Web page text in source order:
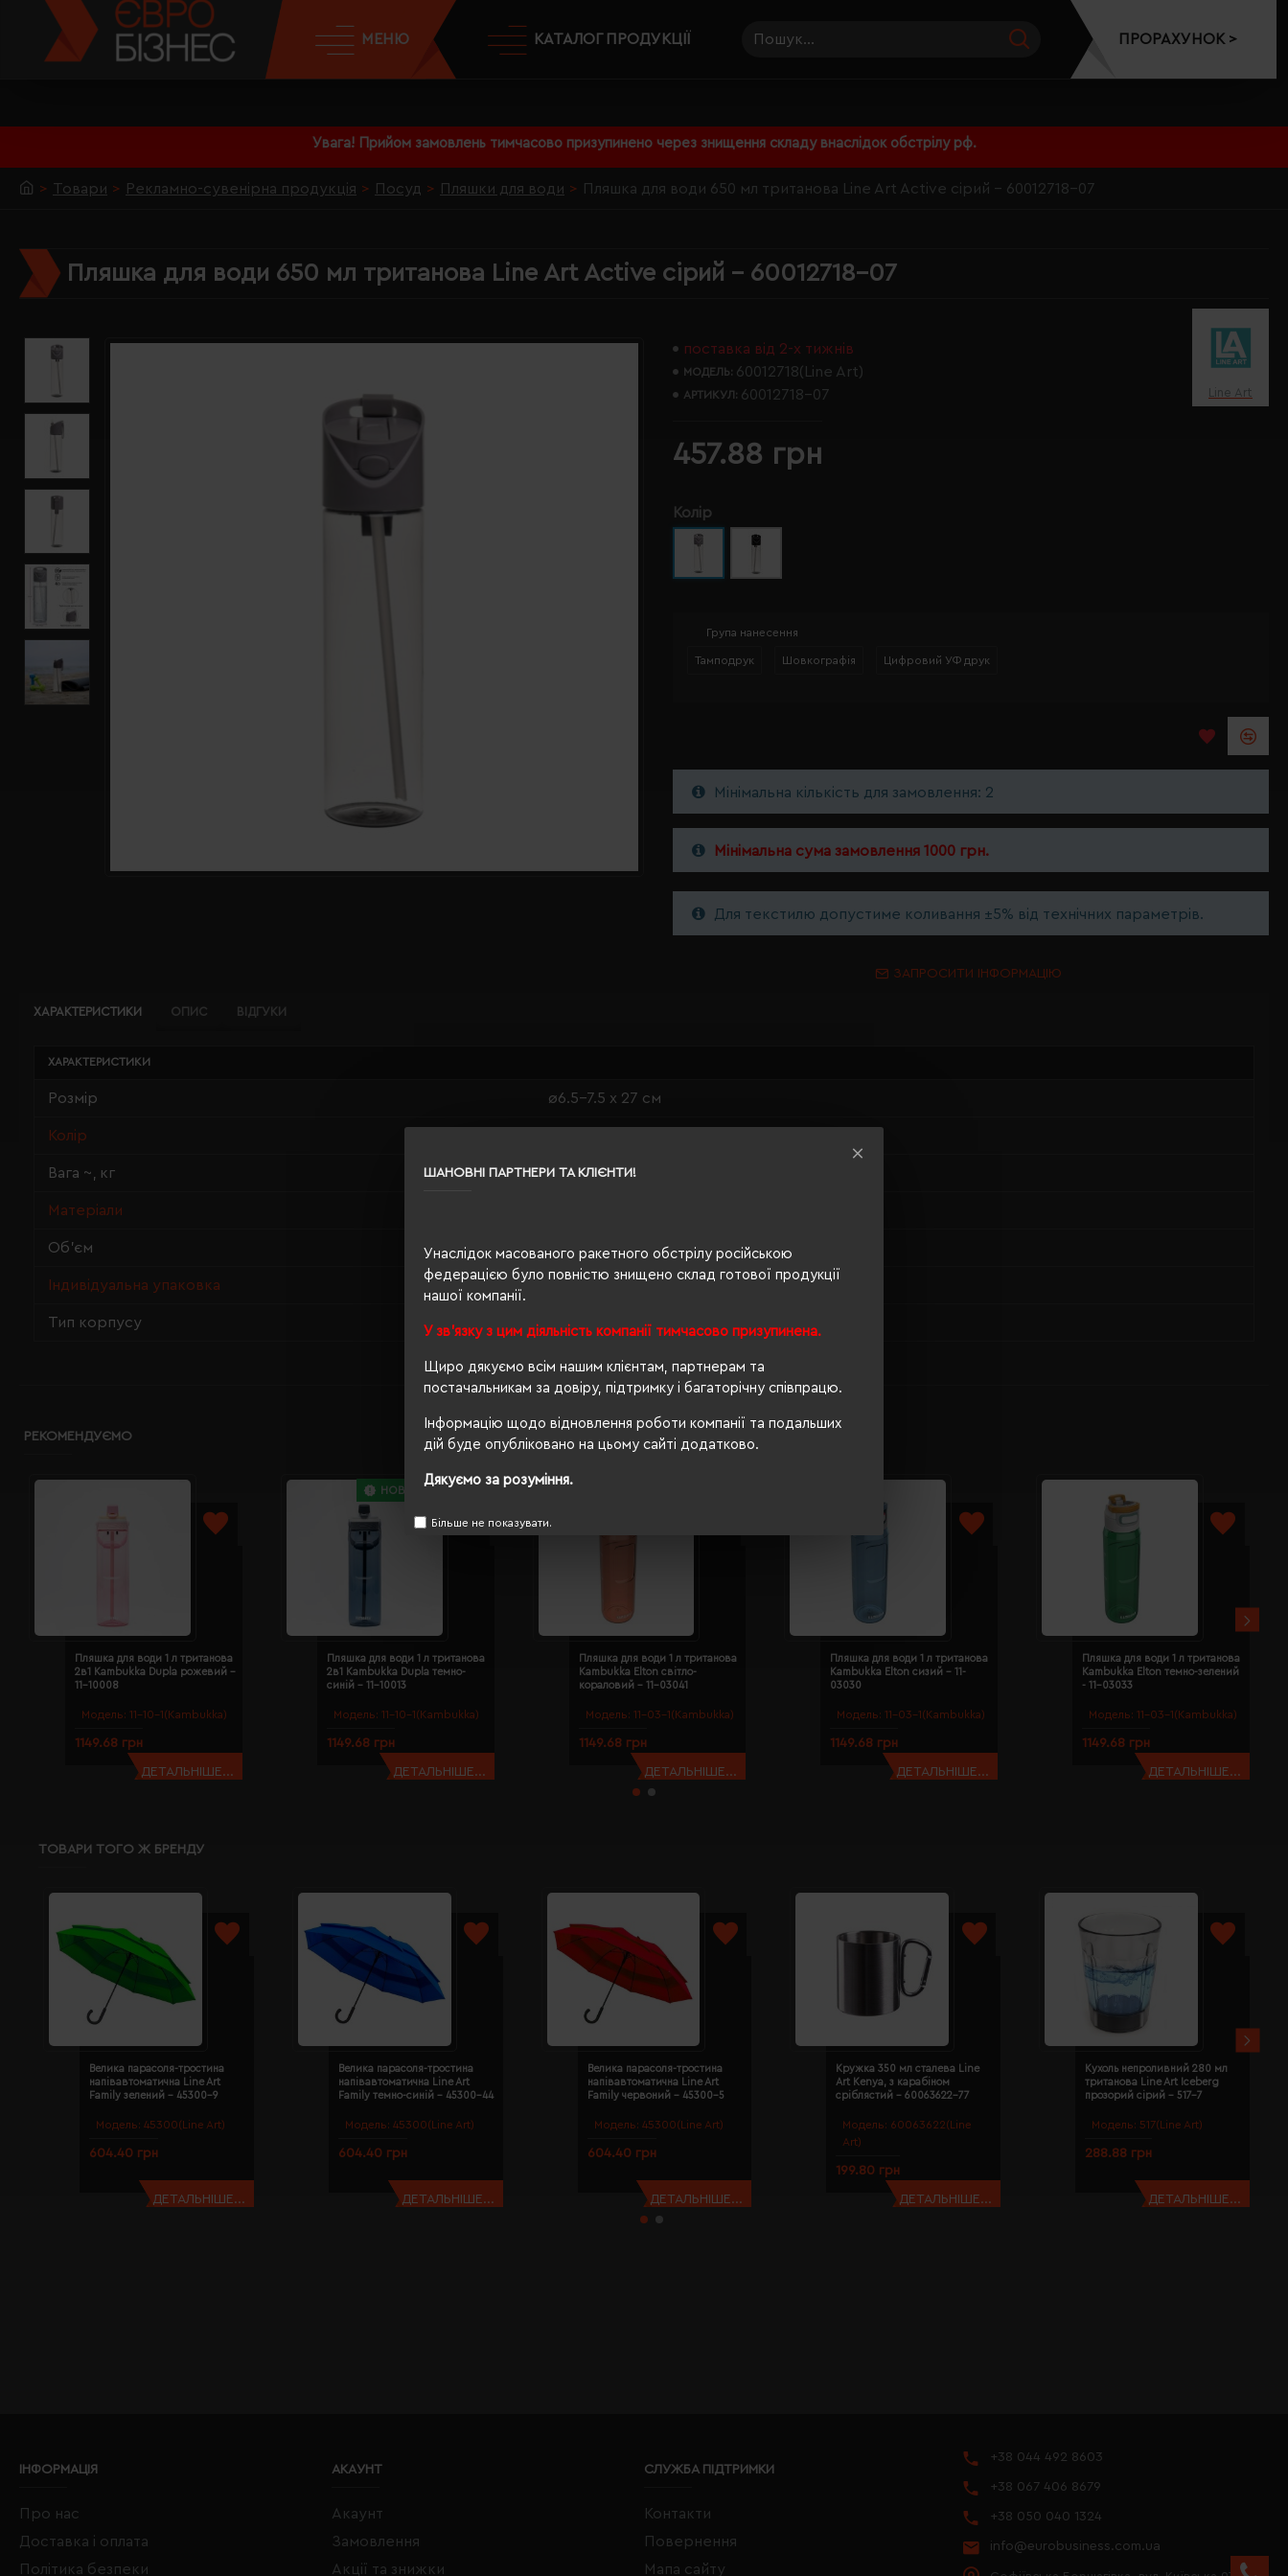
ШАНОВНІ ПАРТНЕРИ ТА КЛІЄНТИ!
Унаслідок масованого ракетного обстрілу російською
федерацією було повністю знищено склад готової продукції
нашої компанії.
У зв'язку з цим діяльність компанії тимчасово призупинена.
Щиро дякуємо всім нашим клієнтам, партнерам та
постачальникам за довіру, підтримку і багаторічну співпрацю.
Інформацію щодо відновлення роботи компанії та подальших
дій буде опубліковано на цьому сайті додатково.
Дякуємо за розуміння.
Більше не показувати.
Увага! Прийом замовлень тимчасово призупинено через знищення складу внаслідок обстрілу рф.
МЕНЮ КАТАЛОГ ПРОДУКЦІЇ ПРОРАХУНОК >
Товари Рекламно-сувенірна продукція Посуд Пляшки для води Пляшка для води 650 мл тританова Line Art Active сірий - 60012718-07
Пляшка для води 650 мл тританова Line Art Active сірий - 60012718-07
поставка від 2-х тижнів
МОДЕЛЬ: 60012718(Line Art)
АРТИКУЛ: 60012718-07 Line Art
457.88 грн
Колір
Група нанесення
Тамподрук Шовкографія Цифровий УФ друк
Мінімальна кількість для замовлення: 2
Мінімальна сума замовлення 1000 грн.
Для текстилю допустиме коливання ±5% від технічних параметрів.
ЗАПРОСИТИ ІНФОРМАЦІЮ
ХАРАКТЕРИСТИКИ ОПИС ВІДГУКИ
ХАРАКТЕРИСТИКИ
Розмір ø6.5-7.5 х 27 см
Колір
Вага ~, кг 0.185
Матеріали
Об'єм 0,65
Індивідуальна упаковка картонна коробка
Тип корпусу ударостійкий пластик, одностінний
РЕКОМЕНДУЄМО
Модель: 11-10-1(Kambukka)
Пляшка для води 1 л тританова
2в1 Kambukka Dupla рожевий -
11-10008
1149.68 грн
ДЕТАЛЬНІШЕ...
НОВИНКА
Модель: 11-10-1(Kambukka)
Пляшка для води 1 л тританова
2в1 Kambukka Dupla темно-
синій - 11-10013
1149.68 грн
ДЕТАЛЬНІШЕ...
Модель: 11-03-1(Kambukka)
Пляшка для води 1 л тританова
Kambukka Elton світло-
кораловий - 11-03041
1149.68 грн
ДЕТАЛЬНІШЕ...
Модель: 11-03-1(Kambukka)
Пляшка для води 1 л тританова
Kambukka Elton сизий - 11-
03030
1149.68 грн
ДЕТАЛЬНІШЕ...
Модель: 11-03-1(Kambukka)
Пляшка для води 1 л тританова
Kambukka Elton темно-зелений
- 11-03033
1149.68 грн
ДЕТАЛЬНІШЕ...
ТОВАРИ ТОГО Ж БРЕНДУ
Модель: 45300(Line Art)
Велика парасоля-тростина
напівавтоматична Line Art
Family зелений - 45300-9
604.40 грн
ДЕТАЛЬНІШЕ...
Модель: 45300(Line Art)
Велика парасоля-тростина
напівавтоматична Line Art
Family темно-синій - 45300-44
604.40 грн
ДЕТАЛЬНІШЕ...
Модель: 45300(Line Art)
Велика парасоля-тростина
напівавтоматична Line Art
Family червоний - 45300-5
604.40 грн
ДЕТАЛЬНІШЕ...
Модель: 60063622(Line
Art)
Кружка 350 мл сталева Line
Art Kenya, з карабіном
сріблястий - 60063622-77
199.80 грн
ДЕТАЛЬНІШЕ...
Модель: 517(Line Art)
Кухоль непроливний 280 мл
тританова Line Art Iceberg
прозорий сірий - 517-7
288.88 грн
ДЕТАЛЬНІШЕ...
ІНФОРМАЦІЯ
Про нас
Доставка і оплата
Політика безпеки
АКАУНТ
Акаунт
Замовлення
Акції та знижки
СЛУЖБА ПІДТРИМКИ
Контакти
Повернення
Мапа сайту
+38 044 492 8603
+38 067 406 8679
+38 050 040 1324
info@eurobusiness.com.ua